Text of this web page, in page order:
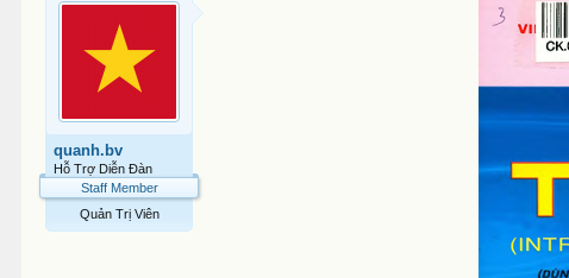
quanh.bv
Hỗ Trợ Diễn Đàn
Staff Member
Quản Trị Viên